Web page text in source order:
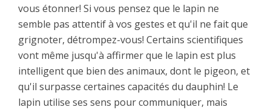
vous étonner! Si vous pensez que le lapin ne
semble pas attentif à vos gestes et qu'il ne fait que
grignoter, détrompez-vous! Certains scientifiques
vont même jusqu'à affirmer que le lapin est plus
intelligent que bien des animaux, dont le pigeon, et
qu'il surpasse certaines capacités du dauphin! Le
lapin utilise ses sens pour communiquer, mais